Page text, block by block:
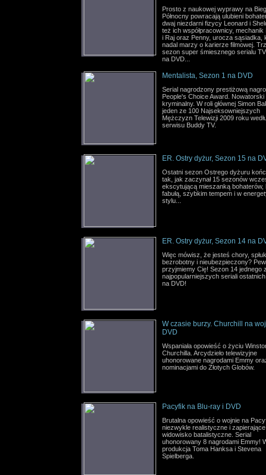
Prosto z naukowej wyprawy na
Północny powracają ulubieni
dwaj niezdarni fizycy Leonard i
też ich współpracownicy, mechanik
i Raj oraz Penny, urocza sąsiadka,
nadal marzy o karierze filmowej.
sezon super śmiesznego serialu
na DVD...
Mentalista, Sezon 1 na DVD
Serial nagrodzony prestiżową
People's Choice Award. Nowatorski
kryminalny. W roli głównej Simon
jeden ze 100 Najseksowniejszych
Mężczyzn Telewizji 2009 roku
serwisu Buddy TV.
ER. Ostry dyżur, Sezon 15 na
Ostatni sezon Ostrego dyżuru
tak, jak zaczynał 15 sezonów
ekscytującą mieszanką bohaterów,
fabułą, szybkim tempem i w
stylu...
ER. Ostry dyżur, Sezon 14 na
Więc mówisz, że jesteś chory,
bezrobotny i nieubezpieczony?
przyjmiemy Cię! Sezon 14 jednego
najpopularniejszych seriali
na DVD!
W czasie burzy. Churchill na
DVD
Wspaniała opowieść o życiu
Churchilla. Arcydzieło telewizyjne
uhonorowane nagrodami Emmy
nominacjami do Złotych Globów.
Pacyfik na Blu-ray i DVD
Brutalna opowieść o wojnie na
niezwykle realistyczne i
widowisko batalistyczne. Serial
uhonorowany 8 nagrodami Emmy!
produkcja Toma Hanksa i Stevena
Spielberga.